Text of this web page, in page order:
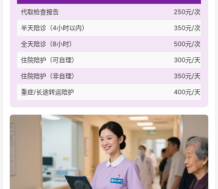
代取检查报告 250元/次
半天陪诊（4小时以内） 350元/次
全天陪诊（8小时） 500元/次
住院陪护（可自理） 300元/天
住院陪护（非自理） 350元/天
重症/长途转运陪护 400元/天